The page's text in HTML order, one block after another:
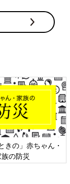
六星占術 細木か